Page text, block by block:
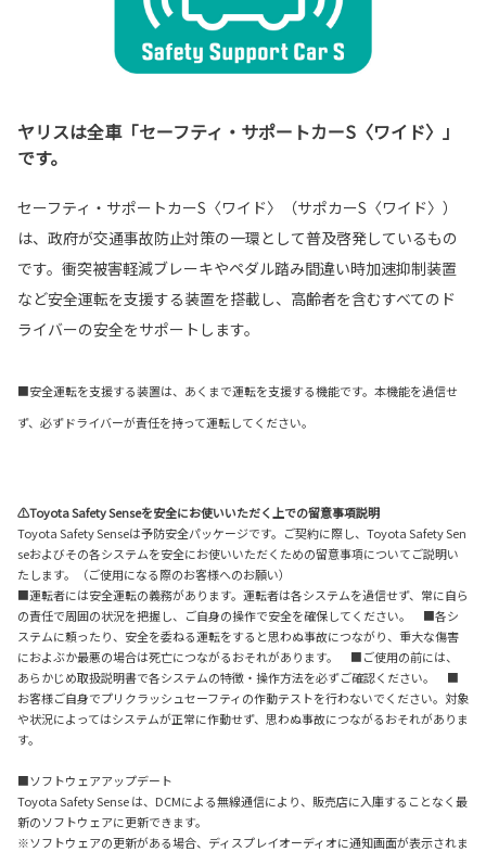
ヤリスは全車「セーフティ・サポートカーS〈ワイド〉」
です。
セーフティ・サポートカーS〈ワイド〉（サポカーS〈ワイド〉）
は、政府が交通事故防止対策の一環として普及啓発しているもの
です。衝突被害軽減ブレーキやペダル踏み間違い時加速抑制装置
など安全運転を支援する装置を搭載し、高齢者を含むすべてのド
ライバーの安全をサポートします。
■安全運転を支援する装置は、あくまで運転を支援する機能です。本機能を過信せ
ず、必ずドライバーが責任を持って運転してください。
⚠Toyota Safety Senseを安全にお使いいただく上での留意事項説明
Toyota Safety Senseは予防安全パッケージです。ご契約に際し、Toyota Safety Sen
seおよびその各システムを安全にお使いいただくための留意事項についてご説明い
たします。（ご使用になる際のお客様へのお願い）
■運転者には安全運転の義務があります。運転者は各システムを過信せず、常に自ら
の責任で周囲の状況を把握し、ご自身の操作で安全を確保してください。 ■各シ
ステムに頼ったり、安全を委ねる運転をすると思わぬ事故につながり、重大な傷害
におよぶか最悪の場合は死亡につながるおそれがあります。 ■ご使用の前には、
あらかじめ取扱説明書で各システムの特徴・操作方法を必ずご確認ください。 ■
お客様ご自身でプリクラッシュセーフティの作動テストを行わないでください。対象
や状況によってはシステムが正常に作動せず、思わぬ事故につながるおそれがありま
す。
■ソフトウェアアップデート
Toyota Safety Sense は、DCMによる無線通信により、販売店に入庫することなく最
新のソフトウェアに更新できます。
※ソフトウェアの更新がある場合、ディスプレイオーディオに通知画面が表示されま